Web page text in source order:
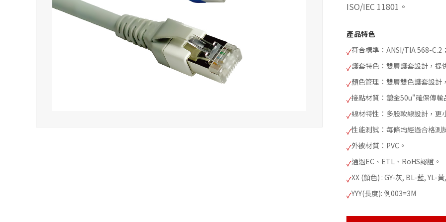
ISO/IEC 11801。
產品特色
✓符合標準：ANSI/TIA 568-C.2
✓護套特色：雙層護套設計，提
✓顏色管理：雙層雙色護套設計
✓接點材質：鍍金50u"確保傳輸
✓線材特性：多股軟線設計，更
✓性能測試：每條均經過合格
✓外被材質：PVC。
✓通過EC、ETL、RoHS認證。
✓XX (顏色) : GY-灰, BL-藍, YL-
✓YYY(長度): 例003=3M